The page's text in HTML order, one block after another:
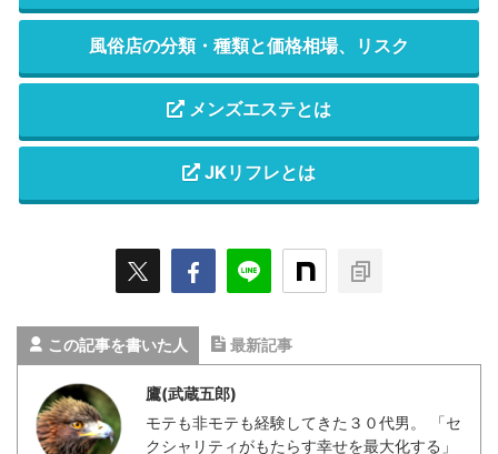
風俗店の分類・種類と価格相場、リスク
メンズエステとは
JKリフレとは
この記事を書いた人 最新記事
鷹(武蔵五郎)
モテも非モテも経験してきた３０代男。 「セ
クシャリティがもたらす幸せを最大化する」